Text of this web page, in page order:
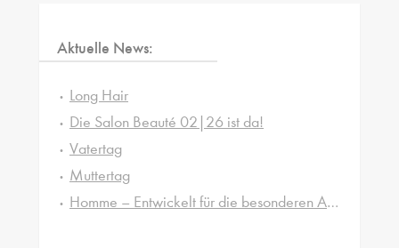
Aktuelle News:
Long Hair
Die Salon Beauté 02|26 ist da!
Vatertag
Muttertag
Homme – Entwickelt für die besonderen Ansprüche von Männerhaut und -haar